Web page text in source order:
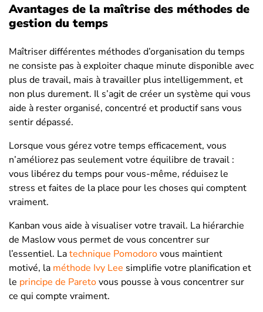
Avantages de la maîtrise des méthodes de
gestion du temps
Maîtriser différentes méthodes d’organisation du temps
ne consiste pas à exploiter chaque minute disponible avec
plus de travail, mais à travailler plus intelligemment, et
non plus durement. Il s’agit de créer un système qui vous
aide à rester organisé, concentré et productif sans vous
sentir dépassé.
Lorsque vous gérez votre temps efficacement, vous
n’améliorez pas seulement votre équilibre de travail :
vous libérez du temps pour vous-même, réduisez le
stress et faites de la place pour les choses qui comptent
vraiment.
Kanban vous aide à visualiser votre travail. La hiérarchie
de Maslow vous permet de vous concentrer sur
l’essentiel. Latechnique Pomodorovous maintient
motivé, la méthode Ivy Lee simplifie votre planification et
le principe de Paretovous pousse à vous concentrer sur
ce qui compte vraiment.